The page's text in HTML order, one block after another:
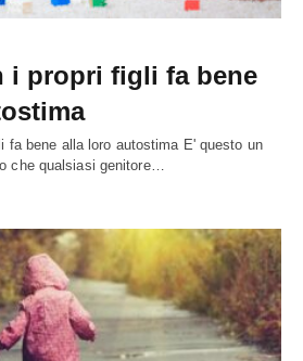
i propri figli fa bene
fa bene alla loro autostima E' questo un
che qualsiasi genitore…